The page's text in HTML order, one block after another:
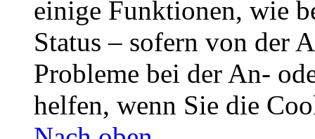
einige Funktionen, wie
Status – sofern von der
Probleme bei der An-
helfen, wenn Sie die